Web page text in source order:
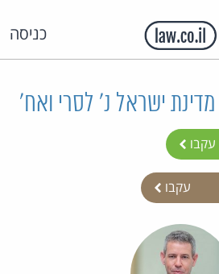
כניסה
עקבו
עקבו